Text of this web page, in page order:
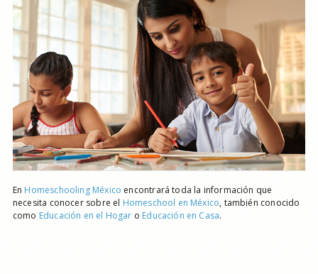
En Homeschooling México encontrará toda la información que
necesita conocer sobre el Homeschool en México, también conocido
como Educación en el Hogar o Educación en Casa.